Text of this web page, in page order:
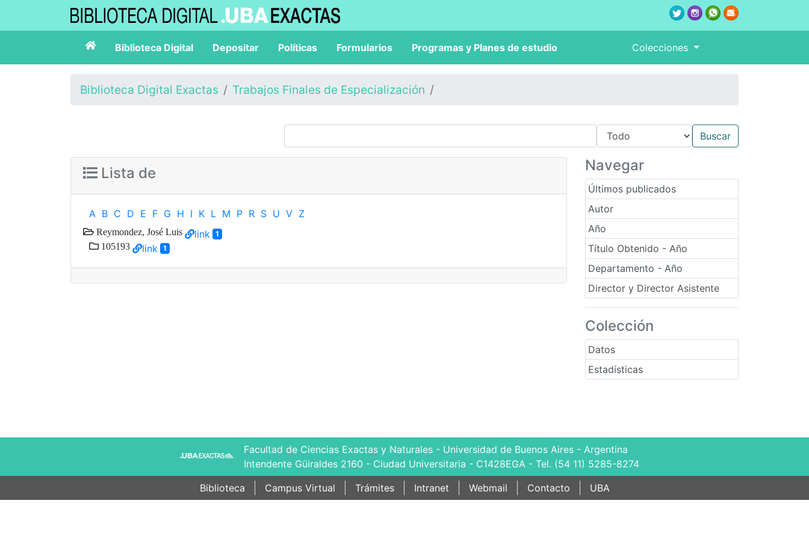
Biblioteca Digital Depositar Políticas Formularios Programas y Planes de estudio Colecciones
Biblioteca Digital Exactas Trabajos Finales de Especialización
Navegar
Últimos publicados
Autor
Año
Título Obtenido - Año
Departamento - Año
Director y Director Asistente
Colección
Datos
Estadísticas
Lista de
A B C D E F G H I K L M P R S U V Z
Reymondez, José Luis link 1
105193 link 1
Facultad de Ciencias Exactas y Naturales - Universidad de Buenos Aires - Argentina
Intendente Güiraldes 2160 - Ciudad Universitaria - C1428EGA - Tel. (54 11) 5285-8274
Biblioteca
Campus Virtual Trámites Intranet Webmail Contacto UBA